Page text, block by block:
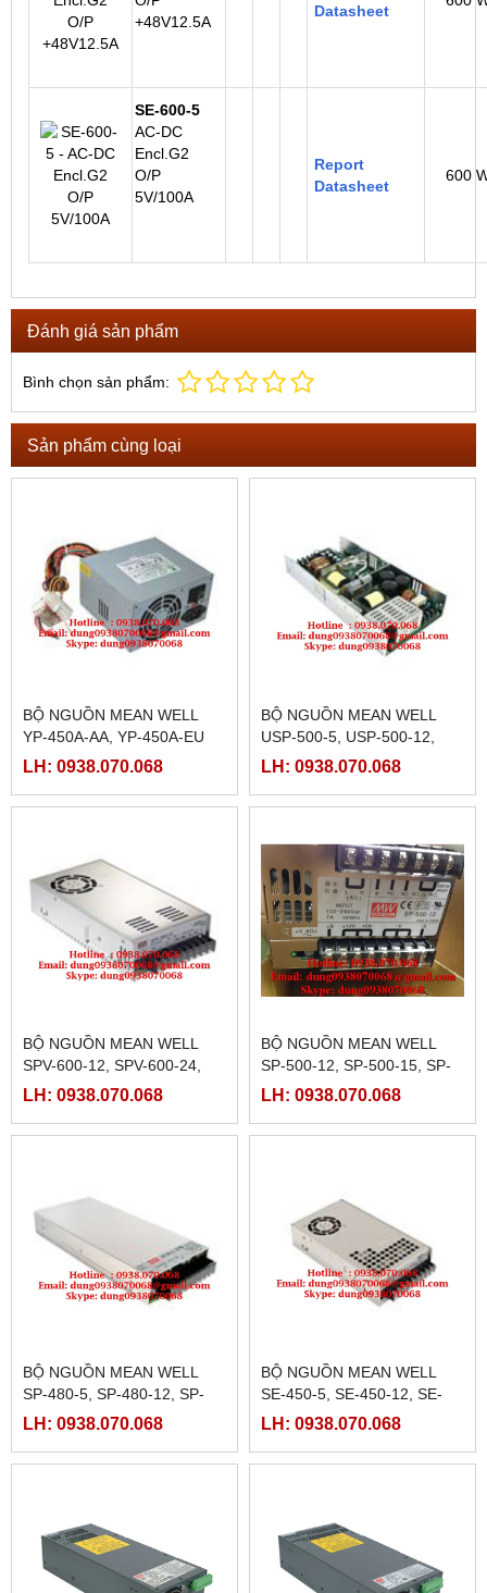
+48V12.5A
Datasheet
SE-600-5
AC-DC
Encl.G2
O/P
5V/100A
Report
Datasheet
600
Đánh giá sản phẩm
Bình chọn sản phẩm:
Sản phẩm cùng loại
BỘ NGUỒN MEAN WELL
YP-450A-AA, YP-450A-EU
LH: 0938.070.068
BỘ NGUỒN MEAN WELL
USP-500-5, USP-500-12,
USP-500-15, USP-500-24,
LH: 0938.070.068
BỘ NGUỒN MEAN WELL
SPV-600-12, SPV-600-24,
SPV-600-48
LH: 0938.070.068
BỘ NGUỒN MEAN WELL
SP-500-12, SP-500-15, SP-
500-24, SP-500-27, SP-500-
LH: 0938.070.068
BỘ NGUỒN MEAN WELL
SP-480-5, SP-480-12, SP-
480-15, SP-480-24, SP-480-
LH: 0938.070.068
BỘ NGUỒN MEAN WELL
SE-450-5, SE-450-12, SE-
450-15, SE-450-24,SE-450-
LH: 0938.070.068